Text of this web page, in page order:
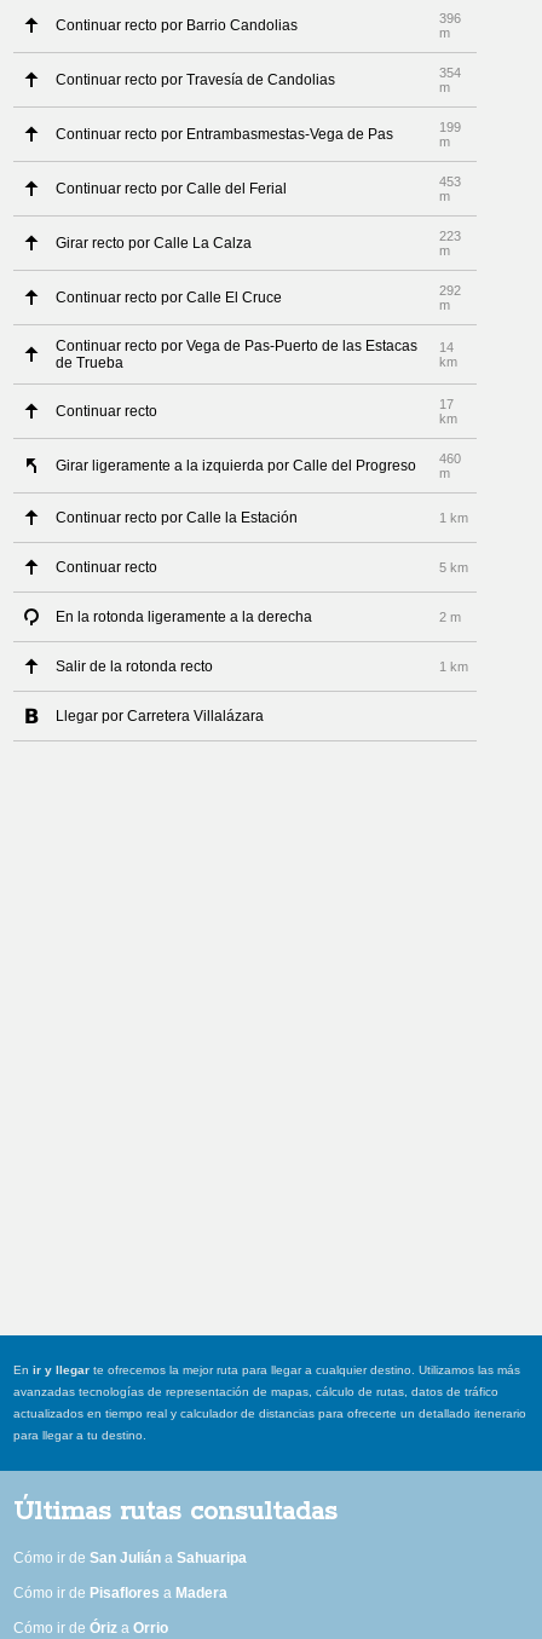
Continuar recto por Barrio Candolias
396
m
Continuar recto por Travesía de Candolias
354
m
Continuar recto por Entrambasmestas-Vega de Pas
199
m
Continuar recto por Calle del Ferial
453
m
Girar recto por Calle La Calza
223
m
Continuar recto por Calle El Cruce
292
m
Continuar recto por Vega de Pas-Puerto de las Estacas
de Trueba
14
km
Continuar recto
17
km
Girar ligeramente a la izquierda por Calle del Progreso
460
m
Continuar recto por Calle la Estación 1 km
Continuar recto 5 km
En la rotonda ligeramente a la derecha 2 m
Salir de la rotonda recto 1 km
Llegar por Carretera Villalázara
Enir y llegar te ofrecemos la mejor ruta para llegar a cualquier destino. Utilizamos las más
avanzadas tecnologías de representación de mapas, cálculo de rutas, datos de tráfico
actualizados en tiempo real y calculador de distancias para ofrecerte un detallado itenerario
para llegar a tu destino.
Últimas rutas consultadas
Cómo ir deSan Julián aSahuaripa
Cómo ir de Pisaflores a Madera
Cómo ir deÓriz aOrrio